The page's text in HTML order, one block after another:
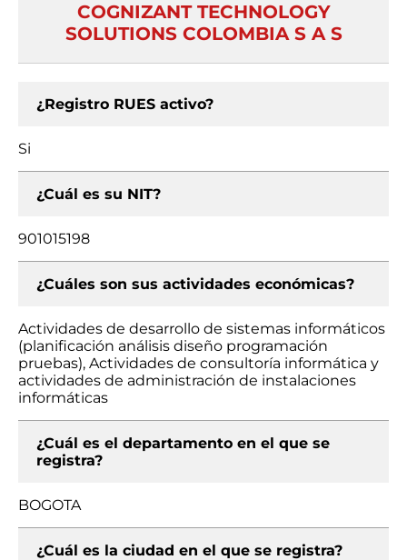
COGNIZANT TECHNOLOGY
SOLUTIONS COLOMBIA S A S
¿Registro RUES activo?
Si
¿Cuál es su NIT?
901015198
¿Cuáles son sus actividades económicas?
Actividades de desarrollo de sistemas informáticos
(planificación análisis diseño programación
pruebas), Actividades de consultoría informática y
actividades de administración de instalaciones
informáticas
¿Cuál es el departamento en el que se
registra?
BOGOTA
¿Cuál es la ciudad en el que se registra?